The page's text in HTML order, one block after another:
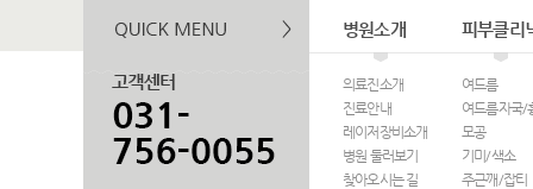
병원소개
의료진소개
진료안내
레이저장비소개
병원 둘러보기
찾아오시는 길
피부클리
여드름
여드름자국/
모공
기미/색소
주근깨/잡티